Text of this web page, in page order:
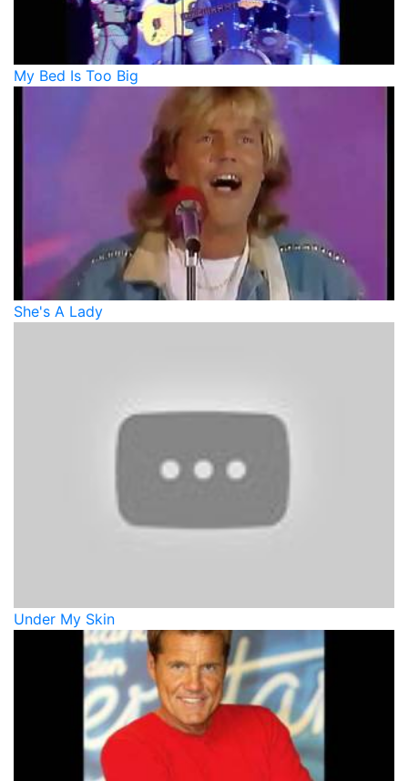
My Bed Is Too Big
She's A Lady
Under My Skin